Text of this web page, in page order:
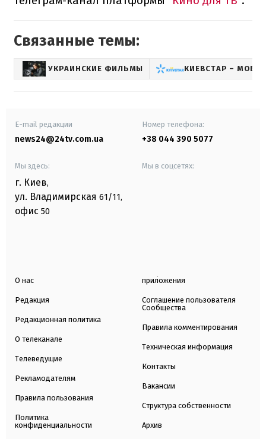
Связанные темы:
УКРАИНСКИЕ ФИЛЬМЫ КИЕВСТАР –
E-mail редакции
news24@24tv.com.ua
Номер телефона:
+38 044 390 5077
Мы здесь:
г. Киев,
ул. Владимирская 61/11,
офис 50
Мы в соцсетях:
О нас
Редакция
Редакционная политика
О телеканале
Телеведущие
Рекламодателям
Правила пользования
Политика
конфиденциальности
приложения
Соглашение пользователя
Сообщества
Правила комментирования
Техническая информация
Контакты
Вакансии
Структура собственности
Архив